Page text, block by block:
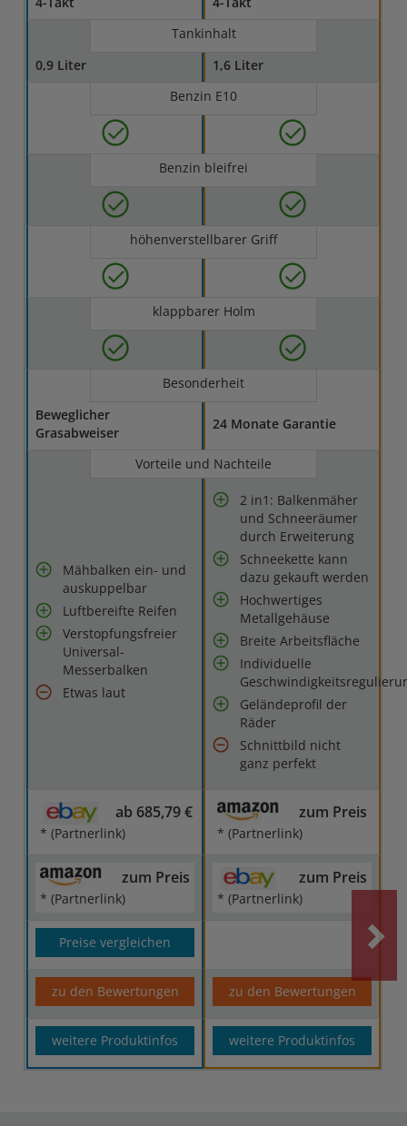
Tankinhalt
0,9 Liter
1,6 Liter
Benzin E10
Benzin bleifrei
höhenverstellbarer Griff
klappbarer Holm
Besonderheit
Beweglicher
Grasabweiser
24 Monate Garantie
Vorteile und Nachteile
Mähbalken ein- und
auskuppelbar
Luftbereifte Reifen
Verstopfungsfreier
Universal-
Messerbalken
Etwas laut
2 in1: Balkenmäher
und Schneeräumer
durch Erweiterung
Schneekette kann
dazu gekauft werden
Hochwertiges
Metallgehäuse
Breite Arbeitsfläche
Individuelle
Geländeprofil der
Räder
Schnittbild nicht
ganz perfekt
ab 685,79 €
* (Partnerlink)
zum Preis
* (Partnerlink)
zum Preis
* (Partnerlink)
zum Preis
* (Partnerlink)
Preise vergleichen
zu den Bewertungen zu den Bewertungen
weitere Produktinfos weitere Produktinfos